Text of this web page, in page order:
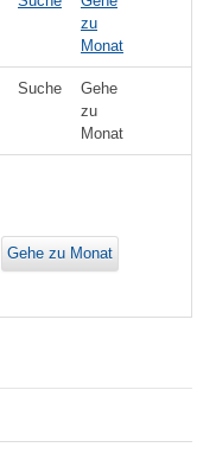
Suche
Gehe
zu
Monat
Gehe zu Monat